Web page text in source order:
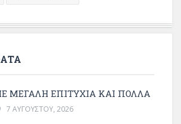
ΜΕΓΆΛΗ ΕΠΙΤΥΧΊΑ ΚΑΙ ΠΟΛΛΆ
7 ΑΥΓΟΎΣΤΟΥ, 2026